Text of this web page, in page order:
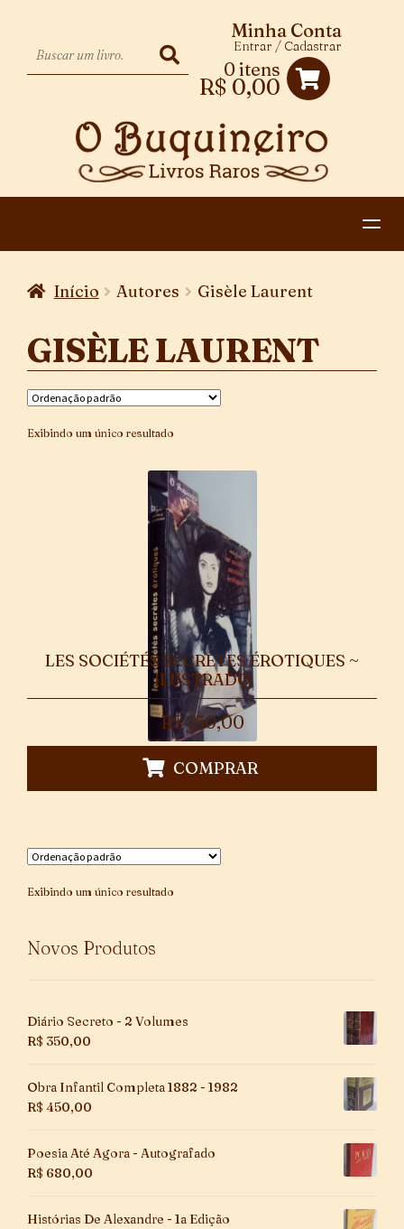
0 itens
R$ 0,00
Minha Conta
Entrar / Cadastrar
DESCENDENTE
PAGAMENTO E ENTREGA
Início Autores Gisèle Laurent
GISÈLE LAURENT
Exibindo um único resultado
LES SOCIÉTÉS SECRÈTES ÉROTIQUES ~
ILUSTRADO
R$150,00
COMPRAR
Exibindo um único resultado
Novos Produtos
Diário Secreto - 2 Volumes
R$ 350,00
Obra Infantil Completa 1882 - 1982
R$ 450,00
Poesia Até Agora - Autografado
R$ 680,00
Histórias De Alexandre - 1a Edição